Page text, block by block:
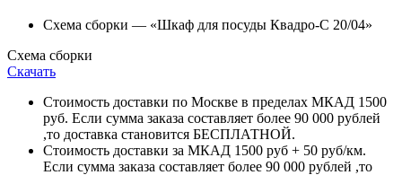
Схема сборки — «Шкаф для посуды Квадро-С 20/04»
Схема сборки
Скачать
Стоимость доставки по Москве в пределах МКАД 1500
руб. Если сумма заказа составляет более 90 000 рублей
,то доставка становится БЕСПЛАТНОЙ.
Стоимость доставки за МКАД 1500 руб + 50 руб/км.
Если сумма заказа составляет более 90 000 рублей ,то